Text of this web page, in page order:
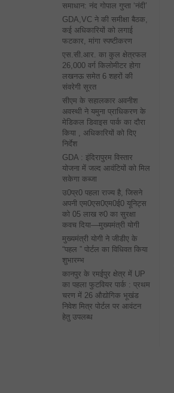
समाधान: नंद गोपाल गुप्ता ‘नंदी’
GDA,VC ने की समीक्षा बैठक,
कई अधिकारियों को लगाई
फटकार, मांगा स्पष्टीकरण
एस.सी.आर. का कुल क्षेत्रफल
26,000 वर्ग किलोमीटर होगा
लखनऊ समेत 6 शहरों की
संवरेगी सूरत
सीएम के सहालकार अवनीश
अवस्थी ने यमुना प्राधिकरण के
मेडिकल डिवाइस पार्क का दौरा
किया , अधिकारियों को दिए
निर्देश
GDA : इंदिरापुरम विस्तार
योजना में जल्द आवंटियों को मिल
सकेगा कब्जा
उ0प्र0 पहला राज्य है, जिसने
अपनी एम0एस0एम0ई0 यूनिट्स
को 05 लाख रु0 का सुरक्षा
कवच दिया—मुख्यमंत्री योगी
मुख्यमंत्री योगी ने जीडीए के
“पहल ” पोर्टल का विधिवत किया
शुभारम्भ
कानपुर के रमईपुर क्षेत्र में UP
का पहला फुटवियर पार्क : प्रथम
चरण में 26 औद्योगिक भूखंड
निवेश मित्र पोर्टल पर आवंटन
हेतु उपलब्ध